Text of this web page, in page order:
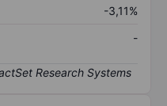
-3,11%
-